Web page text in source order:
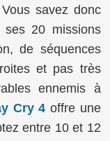
savez donc
20 missions
de séquences
et pas très
ennemis à
Cry 4 offre une
entre 10 et 12